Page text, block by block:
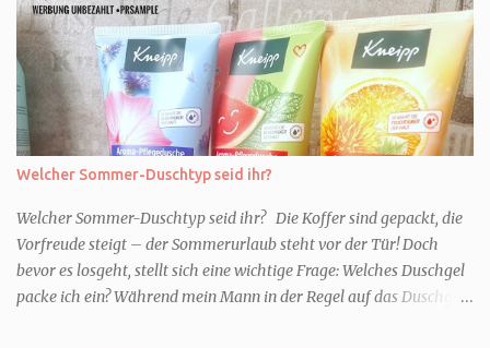
Welcher Sommer-Duschtyp seid ihr?
Welcher Sommer-Duschtyp seid ihr? Die Koffer sind gepackt, die
Vorfreude steigt – der Sommerurlaub steht vor der Tür! Doch
bevor es losgeht, stellt sich eine wichtige Frage: Welches Duschgel
packe ich ein? Während mein Mann in der Regel auf das Duschgel